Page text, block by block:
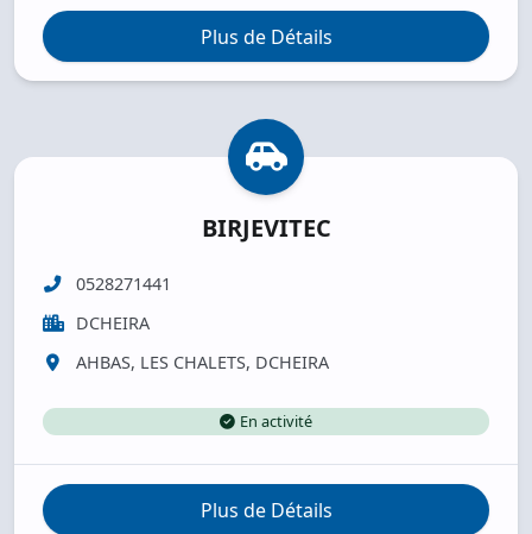
Plus de Détails
BIRJEVITEC
0528271441
DCHEIRA
AHBAS, LES CHALETS, DCHEIRA
En activité
Plus de Détails